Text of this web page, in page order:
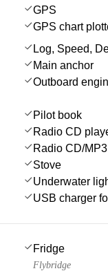
GPS
GPS chart
Log, Speed,
Main anchor
Outboard
Pilot book
Radio CD
Radio CD/
Stove
Underwater
USB charger
Fridge
Flybridge